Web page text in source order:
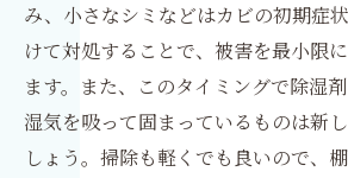
み、小さなシミなどはカビの初期症
けて対処することで、被害を最小限
ます。また、このタイミングで除湿剤
湿気を吸って固まっているものは新
しょう。掃除も軽くでも良いので、